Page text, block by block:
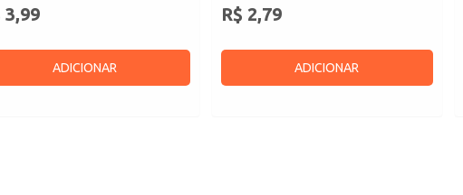
3,99
ADICIONAR
R$ 2,79
ADICIONAR